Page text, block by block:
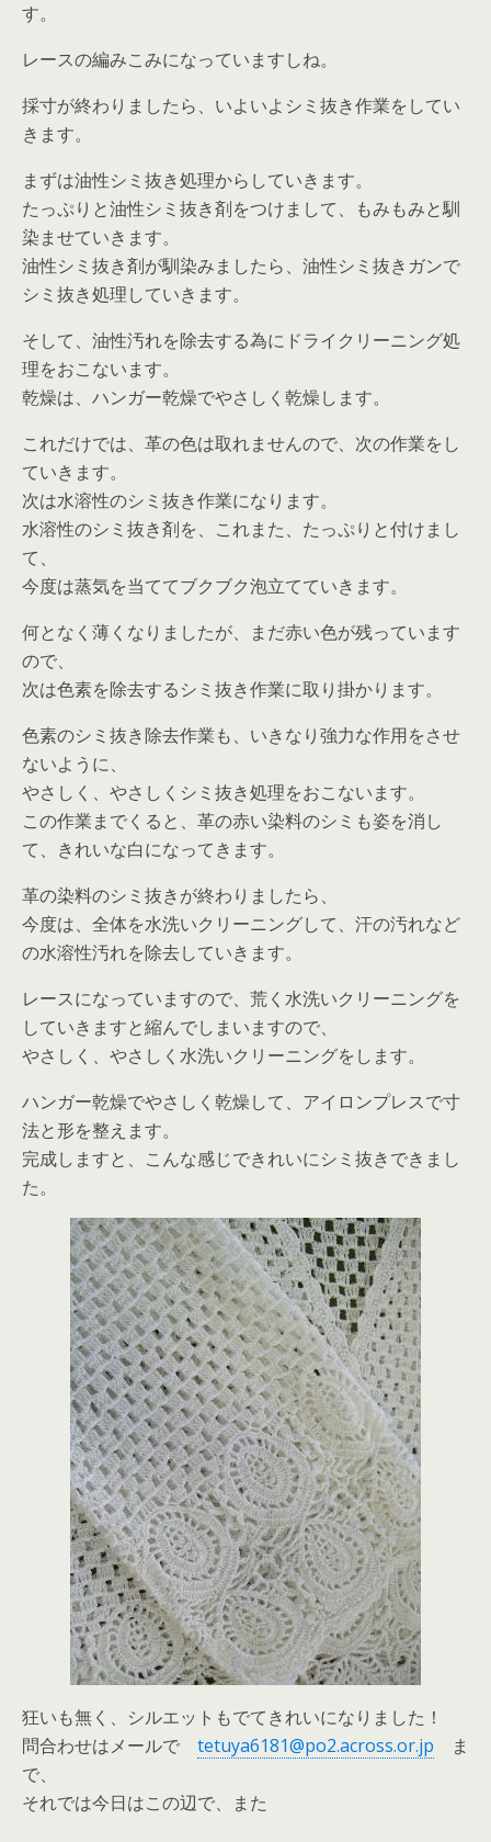
す。
レースの編みこみになっていますしね。
採寸が終わりましたら、いよいよシミ抜き作業をしてい
きます。
まずは油性シミ抜き処理からしていきます。
たっぷりと油性シミ抜き剤をつけまして、もみもみと馴
染ませていきます。
油性シミ抜き剤が馴染みましたら、油性シミ抜きガンで
シミ抜き処理していきます。
そして、油性汚れを除去する為にドライクリーニング処
理をおこないます。
乾燥は、ハンガー乾燥でやさしく乾燥します。
これだけでは、革の色は取れませんので、次の作業をし
ていきます。
次は水溶性のシミ抜き作業になります。
水溶性のシミ抜き剤を、これまた、たっぷりと付けまし
て、
今度は蒸気を当ててブクブク泡立てていきます。
何となく薄くなりましたが、まだ赤い色が残っています
ので、
次は色素を除去するシミ抜き作業に取り掛かります。
色素のシミ抜き除去作業も、いきなり強力な作用をさせ
ないように、
やさしく、やさしくシミ抜き処理をおこないます。
この作業までくると、革の赤い染料のシミも姿を消し
て、きれいな白になってきます。
革の染料のシミ抜きが終わりましたら、
今度は、全体を水洗いクリーニングして、汗の汚れなど
の水溶性汚れを除去していきます。
レースになっていますので、荒く水洗いクリーニングを
していきますと縮んでしまいますので、
やさしく、やさしく水洗いクリーニングをします。
ハンガー乾燥でやさしく乾燥して、アイロンプレスで寸
法と形を整えます。
完成しますと、こんな感じできれいにシミ抜きできまし
た。
狂いも無く、シルエットもでてきれいになりました！
問合わせはメールで tetuya6181@po2.across.or.jp ま
で、
それでは今日はこの辺で、また